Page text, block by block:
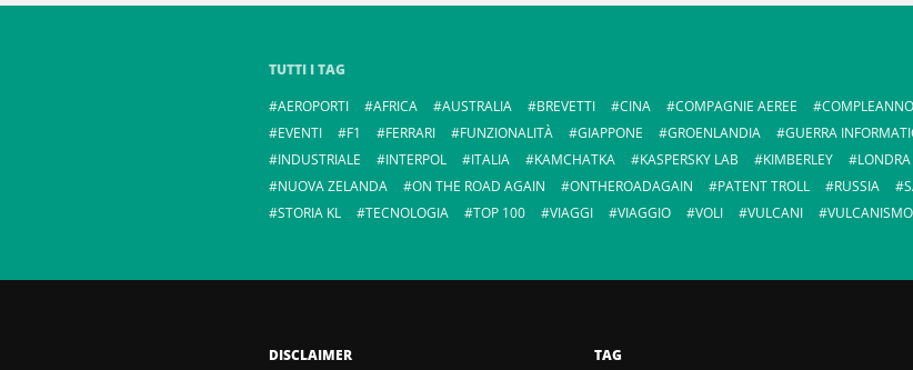
TUTTI I TAG
AEROPORTI
AFRICA AUSTRALIA BREVETTI CINA COMPAGNIE AEREE COMPLEANNO
EVENTI
F1 FERRARI FUNZIONALITÀ GIAPPONE GROENLANDIA GUERRA
INDUSTRIALE
INTERPOL ITALIA KAMCHATKA KASPERSKY LAB KIMBERLEY LONDRA
NUOVA ZELANDA
ON THE ROAD AGAIN ONTHEROADAGAIN PATENT TROLL RUSSIA
STORIA KL
TECNOLOGIA TOP 100 VIAGGI VIAGGIO VOLI VULCANI VULCANISMO
DISCLAIMER
TAG